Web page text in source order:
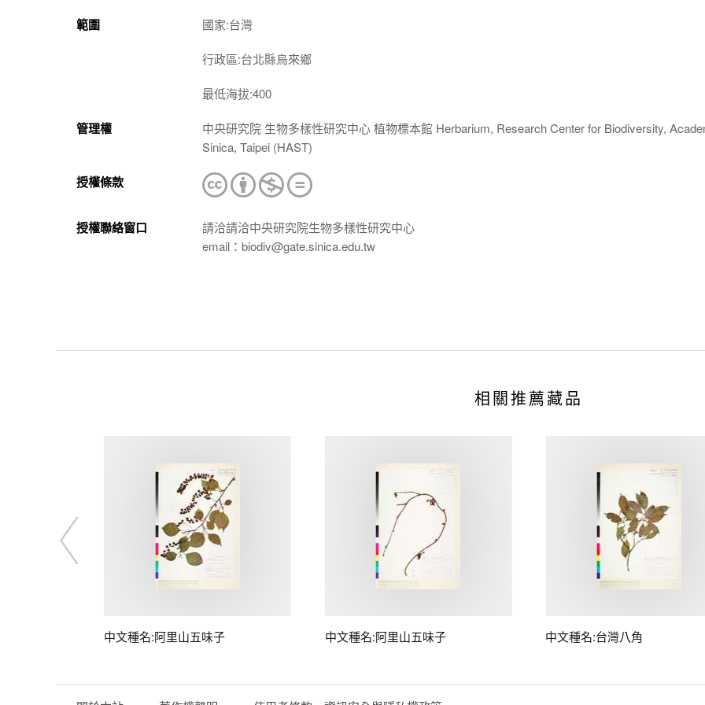
範圍 國家:台灣
行政區:台北縣烏來鄉
最低海拔:400
管理權
中央研究院 生物多樣性研究中心 植物標本館 Herbarium, Research Center for Biodiversity,
Sinica, Taipei (HAST)
授權條款
授權聯絡窗口
請洽請洽中央研究院生物多樣性研究中心
email：biodiv@gate.sinica.edu.tw
相關推薦藏品
中文種名:阿里山五味子 中文種名:阿里山五味子 中文種名:台灣八角